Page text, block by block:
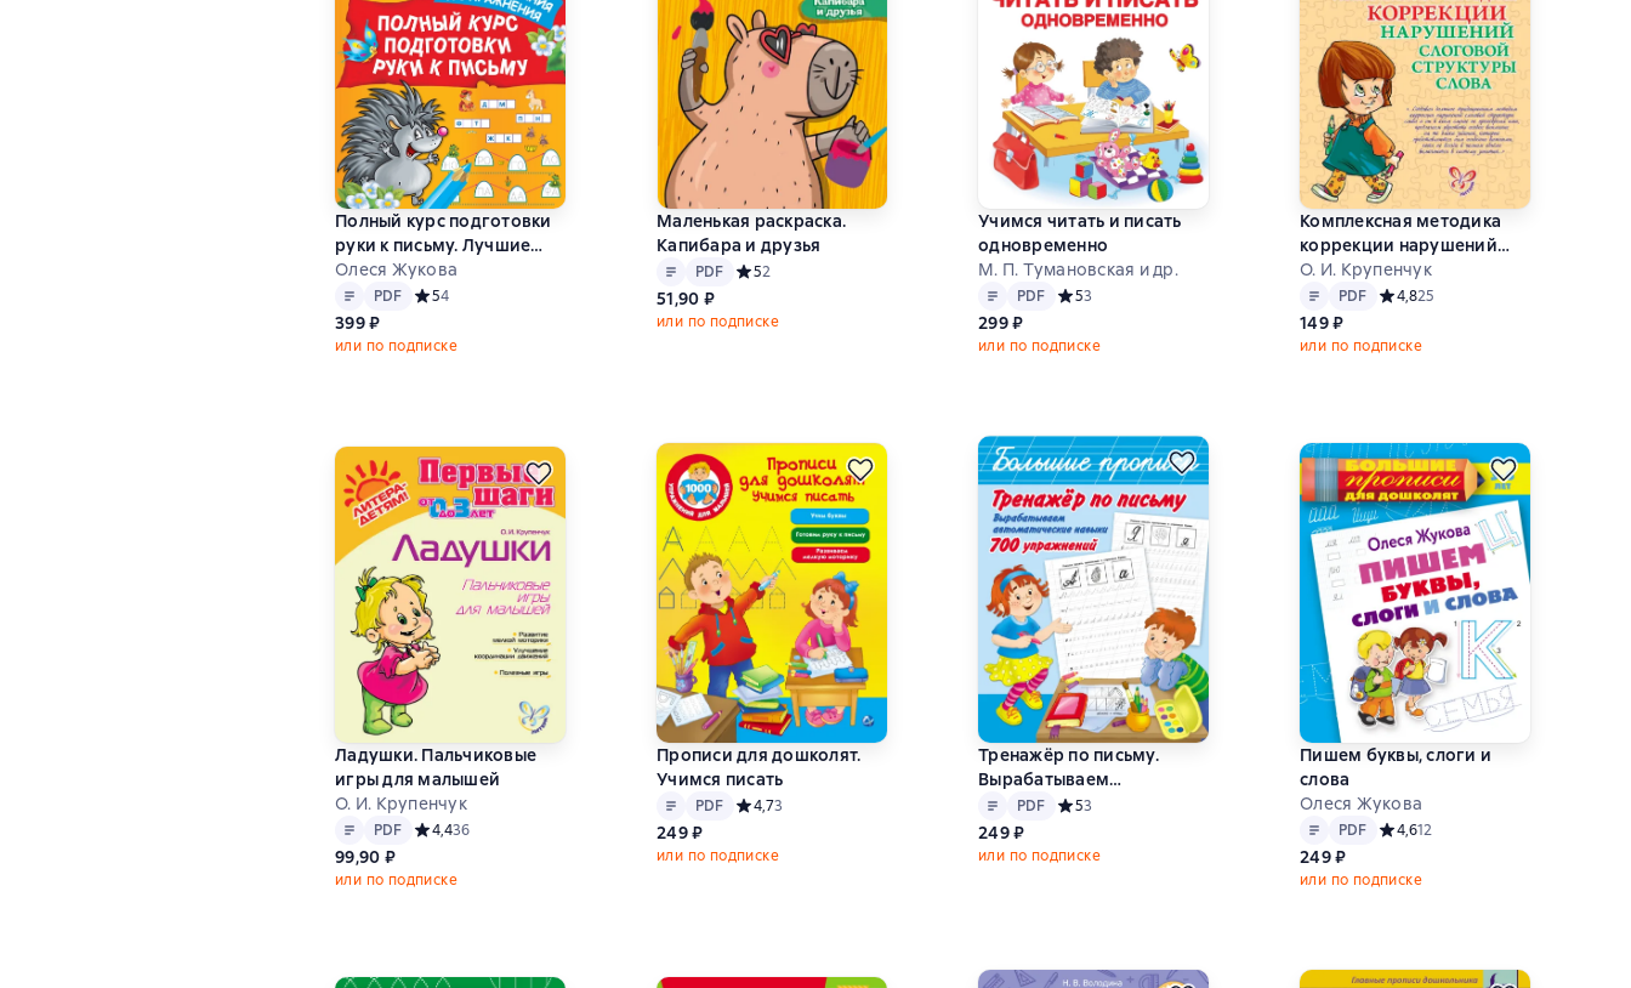
Полный курс подготовки
руки к письму. Лучшие
задания и упражнения
Олеся Жукова
Текст PDF
PDF Средний рейтинг 5 на основе 4 оценок
54
399 ₽
или по подписке
Маленькая раскраска.
Капибара и друзья
Текст PDF
PDF Средний рейтинг 5 на основе 2 оценок
52
51,90 ₽
или по подписке
Учимся читать и писать
одновременно
М. П. Тумановская и др.
Текст PDF
PDF Средний рейтинг 5 на основе 3 оценок
53
299 ₽
или по подписке
Комплексная методика
коррекции нарушений
слоговой структуры слова
О. И. Крупенчук
Текст PDF
PDF Средний рейтинг 4,8 на основе 25
4,825
149 ₽
или по подписке
Ладушки. Пальчиковые
игры для малышей
О. И. Крупенчук
Текст PDF
PDF Средний рейтинг 4,4 на основе 36 оценок
4,436
99,90 ₽
или по подписке
Прописи для дошколят.
Учимся писать
Текст PDF
PDF Средний рейтинг 4,7 на основе 3 оценок
4,73
249 ₽
или по подписке
Тренажёр по письму.
Вырабатываем
автоматические навыки.
700 упражнений
Текст PDF
PDF Средний рейтинг 5 на основе 3 оценок
53
249 ₽
или по подписке
Пишем буквы, слоги и
слова
Олеся Жукова
Текст PDF
PDF Средний рейтинг 4,6 на основе 12
4,612
249 ₽
или по подписке